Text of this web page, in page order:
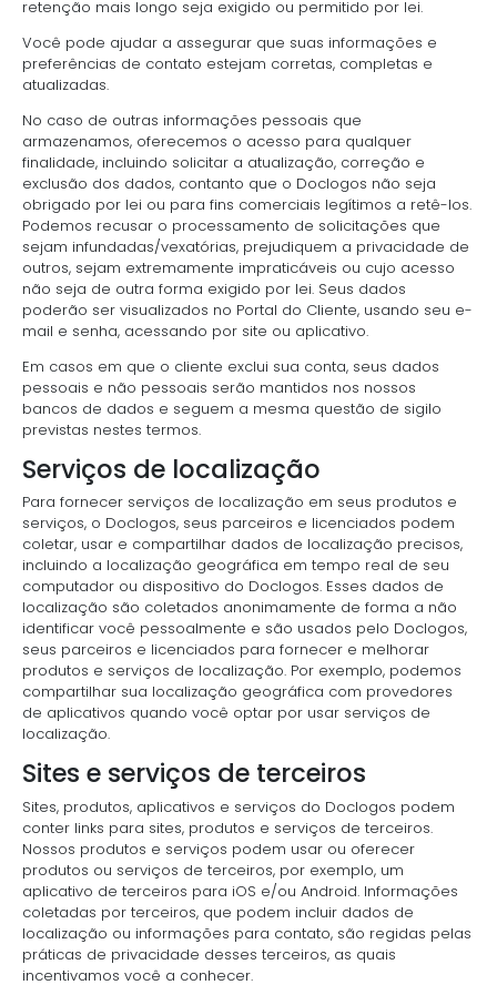
retenção mais longo seja exigido ou permitido por lei.
Você pode ajudar a assegurar que suas informações e
preferências de contato estejam corretas, completas e
atualizadas.
No caso de outras informações pessoais que
armazenamos, oferecemos o acesso para qualquer
finalidade, incluindo solicitar a atualização, correção e
exclusão dos dados, contanto que o Doclogos não seja
obrigado por lei ou para fins comerciais legítimos a retê-los.
Podemos recusar o processamento de solicitações que
sejam infundadas/vexatórias, prejudiquem a privacidade de
outros, sejam extremamente impraticáveis ou cujo acesso
não seja de outra forma exigido por lei. Seus dados
poderão ser visualizados no Portal do Cliente, usando seu e-
mail e senha, acessando por site ou aplicativo.
Em casos em que o cliente exclui sua conta, seus dados
pessoais e não pessoais serão mantidos nos nossos
bancos de dados e seguem a mesma questão de sigilo
previstas nestes termos.
Serviços de localização
Para fornecer serviços de localização em seus produtos e
serviços, o Doclogos, seus parceiros e licenciados podem
coletar, usar e compartilhar dados de localização precisos,
incluindo a localização geográfica em tempo real de seu
computador ou dispositivo do Doclogos. Esses dados de
localização são coletados anonimamente de forma a não
identificar você pessoalmente e são usados pelo Doclogos,
seus parceiros e licenciados para fornecer e melhorar
produtos e serviços de localização. Por exemplo, podemos
compartilhar sua localização geográfica com provedores
de aplicativos quando você optar por usar serviços de
localização.
Sites e serviços de terceiros
Sites, produtos, aplicativos e serviços do Doclogos podem
conter links para sites, produtos e serviços de terceiros.
Nossos produtos e serviços podem usar ou oferecer
produtos ou serviços de terceiros, por exemplo, um
aplicativo de terceiros para iOS e/ou Android. Informações
coletadas por terceiros, que podem incluir dados de
localização ou informações para contato, são regidas pelas
práticas de privacidade desses terceiros, as quais
incentivamos você a conhecer.